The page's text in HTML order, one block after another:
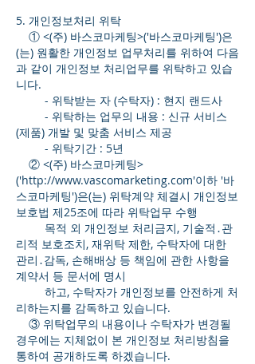
5. 개인정보처리 위탁
① <(주) 바스코마케팅>('바스코마케팅')은
(는) 원활한 개인정보 업무처리를 위하여 다음
과 같이 개인정보 처리업무를 위탁하고 있습
니다.
- 위탁받는 자 (수탁자) : 현지 랜드사
- 위탁하는 업무의 내용 : 신규 서비스
(제품) 개발 및 맞춤 서비스 제공
- 위탁기간 : 5년
② <(주) 바스코마케팅>
('http://www.vascomarketing.com'이하 '바
스코마케팅')은(는) 위탁계약 체결시 개인정보
보호법 제25조에 따라 위탁업무 수행
목적 외 개인정보 처리금지, 기술적․관
리적 보호조치, 재위탁 제한, 수탁자에 대한
관리․감독, 손해배상 등 책임에 관한 사항을
계약서 등 문서에 명시
하고, 수탁자가 개인정보를 안전하게 처
리하는지를 감독하고 있습니다.
③ 위탁업무의 내용이나 수탁자가 변경될
경우에는 지체없이 본 개인정보 처리방침을
통하여 공개하도록 하겠습니다.